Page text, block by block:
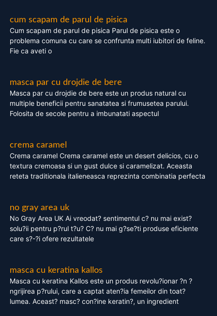
cum scapam de parul de pisica
Cum scapam de parul de pisica Parul de pisica este o
problema comuna cu care se confrunta multi iubitori de feline.
Fie ca aveti o
masca par cu drojdie de bere
Masca par cu drojdie de bere este un produs natural cu
multiple beneficii pentru sanatatea si frumusetea parului.
Folosita de secole pentru a imbunatati aspectul
crema caramel
Crema caramel Crema caramel este un desert delicios, cu o
textura cremoasa si un gust dulce si caramelizat. Aceasta
reteta traditionala italieneasca reprezinta combinatia perfecta
no gray area uk
No Gray Area UK Ai vreodat? sentimentul c? nu mai exist?
solu?ii pentru p?rul t?u? C? nu mai g?se?ti produse eficiente
care s?-?i ofere rezultatele
masca cu keratina kallos
Masca cu keratina Kallos este un produs revolu?ionar ?n ?
ngrijirea p?rului, care a captat aten?ia femeilor din toat?
lumea. Aceast? masc? con?ine keratin?, un ingredient